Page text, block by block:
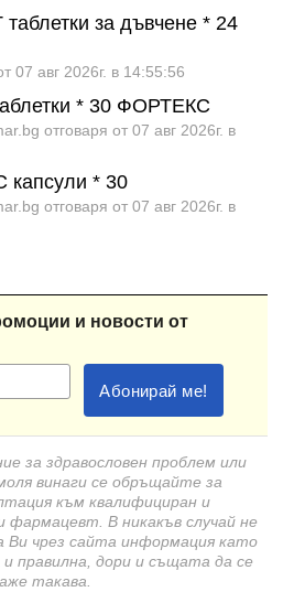
за дъвчене * 24
07 авг 2026г. в 14:55:56
* 30 ФОРТЕКС
отговаря от 07 авг 2026г. в
* 30
отговаря от 07 авг 2026г. в
и новости от
за здравословен проблем или
винаги се обръщайте за
към квалифициран и
фармацевт. В никакъв случай не
Ви чрез сайта информация като
правилна, дори и същата да се
такава.